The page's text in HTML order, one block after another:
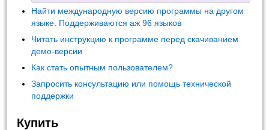
Найти международную версию программы на другом
языке. Поддерживаются аж 96 языков
Читать инструкцию к программе перед скачиванием
демо-версии
Как стать опытным пользователем?
Запросить консультацию или помощь технической
поддержки
Купить